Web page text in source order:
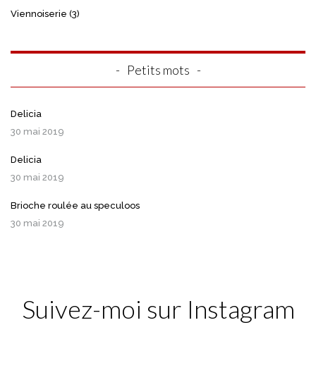
Viennoiserie (3)
Petits mots
Delicia
30 mai 2019
Delicia
30 mai 2019
Brioche roulée au speculoos
30 mai 2019
Suivez-moi sur Instagram